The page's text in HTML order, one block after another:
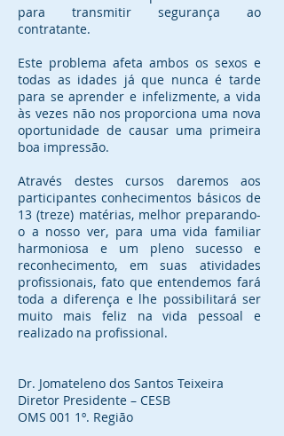
para transmitir segurança ao
contratante.
Este problema afeta ambos os sexos e
todas as idades já que nunca é tarde
para se aprender e infelizmente, a vida
às vezes não nos proporciona uma nova
oportunidade de causar uma primeira
boa impressão.
Através destes cursos daremos aos
participantes conhecimentos básicos de
13 (treze) matérias, melhor preparando-
o a nosso ver, para uma vida familiar
harmoniosa e um pleno sucesso e
reconhecimento, em suas atividades
profissionais, fato que entendemos fará
toda a diferença e lhe possibilitará ser
muito mais feliz na vida pessoal e
realizado na profissional.
Dr. Jomateleno dos Santos Teixeira
Diretor Presidente – CESB
OMS 001 1º. Região